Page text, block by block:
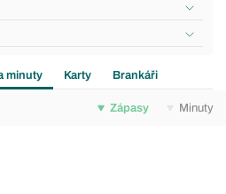
minuty Karty Brankáři
Zápasy Minuty